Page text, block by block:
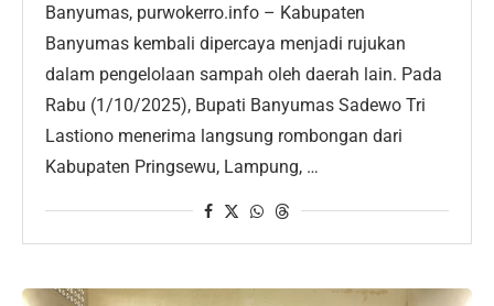
Banyumas, purwokerro.info – Kabupaten
Banyumas kembali dipercaya menjadi rujukan
dalam pengelolaan sampah oleh daerah lain. Pada
Rabu (1/10/2025), Bupati Banyumas Sadewo Tri
Lastiono menerima langsung rombongan dari
Kabupaten Pringsewu, Lampung, …